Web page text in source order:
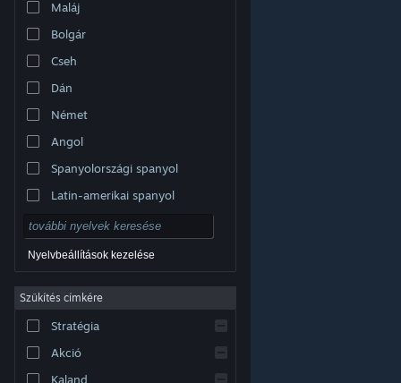
védjegyek jogos tulajdonosaiké az Egyesült
szabályzat
| Jogi információk
Steam előfizetői szerződés
Maláj
Bolgár
Cseh
Dán
Német
Angol
Spanyolországi spanyol
Latin-amerikai spanyol
Nyelvbeállítások kezelése
Szűkítés címkére
Stratégia
Akció
Kaland